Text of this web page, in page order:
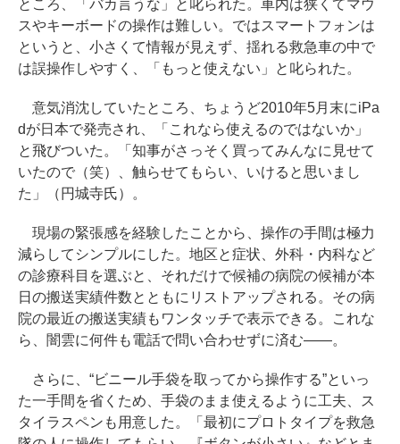
ところ、「バカ言うな」と叱られた。車内は狭くてマウ
スやキーボードの操作は難しい。ではスマートフォンは
というと、小さくて情報が見えず、揺れる救急車の中で
は誤操作しやすく、「もっと使えない」と叱られた。
意気消沈していたところ、ちょうど2010年5月末にiPa
dが日本で発売され、「これなら使えるのではないか」
と飛びついた。「知事がさっそく買ってみんなに見せて
いたので（笑）、触らせてもらい、いけると思いまし
た」（円城寺氏）。
現場の緊張感を経験したことから、操作の手間は極力
減らしてシンプルにした。地区と症状、外科・内科など
の診療科目を選ぶと、それだけで候補の病院の候補が本
日の搬送実績件数とともにリストアップされる。その病
院の最近の搬送実績もワンタッチで表示できる。これな
ら、闇雲に何件も電話で問い合わせずに済む――。
さらに、“ビニール手袋を取ってから操作する”といっ
た一手間を省くため、手袋のまま使えるように工夫、ス
タイラスペンも用意した。「最初にプロトタイプを救急